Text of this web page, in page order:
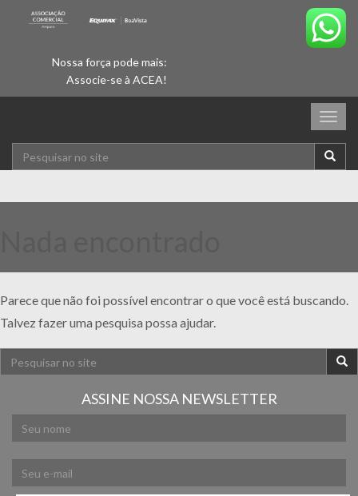
Nossa força pode mais:
Associe-se à ACEA!
Parece que não foi possível encontrar o que você está buscando.
Talvez fazer uma pesquisa possa ajudar.
ASSINE NOSSA NEWSLETTER